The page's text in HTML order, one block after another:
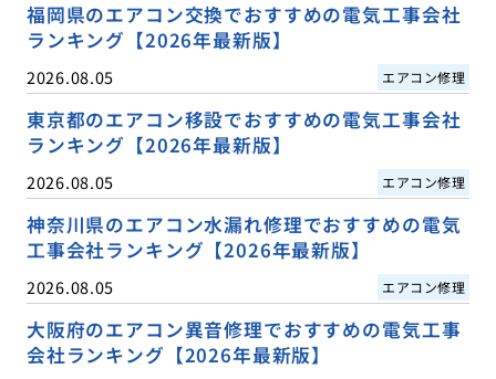
福岡県のエアコン交換でおすすめの電気工事会社
ランキング【2026年最新版】
2026.08.05 エアコン修理
東京都のエアコン移設でおすすめの電気工事会社
ランキング【2026年最新版】
2026.08.05 エアコン修理
神奈川県のエアコン水漏れ修理でおすすめの電気
工事会社ランキング【2026年最新版】
2026.08.05 エアコン修理
大阪府のエアコン異音修理でおすすめの電気工事
会社ランキング【2026年最新版】